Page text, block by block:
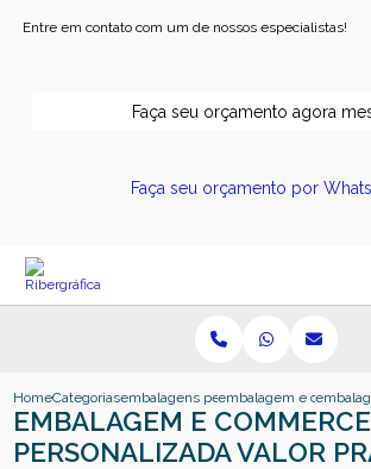
Entre em contato com um de nossos especialistas!
Faça seu orçamento agora
Faça seu orçamento por
HomeCategoriasembalagens personalizadas
embalagem e
EMBALAGEM E COMMERCE
PERSONALIZADA VALOR